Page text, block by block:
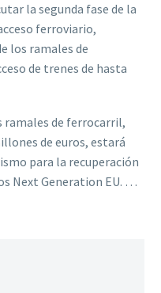
la segunda fase de la
ferroviario,
los ramales de
de trenes de hasta
ramales de ferrocarril,
de euros, estará
para la recuperación
Next Generation EU. …